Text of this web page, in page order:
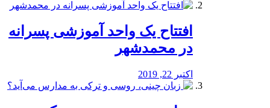
افتتاح یک واحد آموزشی پسرانه
در محمدشهر
اکتبر 22, 2019